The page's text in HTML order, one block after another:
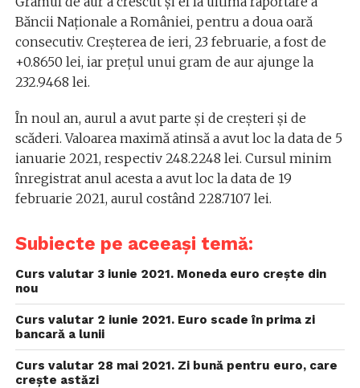
Băncii Naționale a României, pentru a doua oară
consecutiv. Creșterea de ieri, 23 februarie, a fost de
+0.8650 lei, iar prețul unui gram de aur ajunge la
232.9468 lei.
În noul an, aurul a avut parte și de creșteri și de
scăderi. Valoarea maximă atinsă a avut loc la data de 5
ianuarie 2021, respectiv 248.2248 lei. Cursul minim
înregistrat anul acesta a avut loc la data de 19
februarie 2021, aurul costând 228.7107 lei.
Subiecte pe aceeași temă:
Curs valutar 3 iunie 2021. Moneda euro crește din
nou
Curs valutar 2 iunie 2021. Euro scade în prima zi
bancară a lunii
Curs valutar 28 mai 2021. Zi bună pentru euro, care
crește astăzi